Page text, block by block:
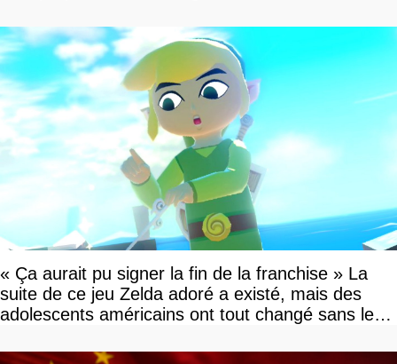
« Ça aurait pu signer la fin de la franchise » La
suite de ce jeu Zelda adoré a existé, mais des
adolescents américains ont tout changé sans le